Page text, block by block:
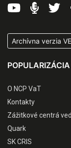
Archívna verzia
O NCP VaT
Kontakty
Zážitkové centrá
Quark
SK CRIS